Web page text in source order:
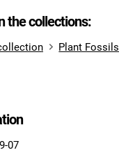
the collections:
Plant Fossils
07